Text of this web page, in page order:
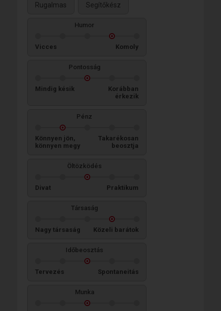
Rugalmas Segítőkész
Humor
Vicces Komoly
Pontosság
Mindig késik
Korábban
érkezik
Pénz
Könnyen jön,
könnyen megy
Takarékosan
beosztja
Öltözködés
Divat Praktikum
Társaság
Nagy társaság Közeli barátok
Időbeosztás
Tervezés Spontaneitás
Munka